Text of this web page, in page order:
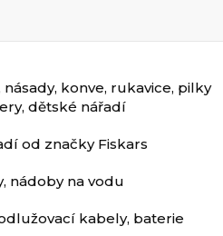
konve, rukavice, pilky
dětské nářadí
od značky Fiskars
nádoby na vodu
kabely, baterie